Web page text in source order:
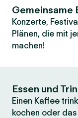
Gemeinsame
Konzerte,
Plänen, die mit
machen!
Essen und
Einen Kaffee
kochen oder